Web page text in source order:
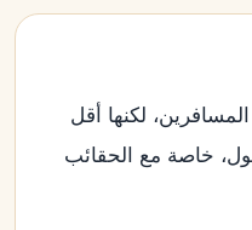
لكنها أقل
خاصة مع الحقائب